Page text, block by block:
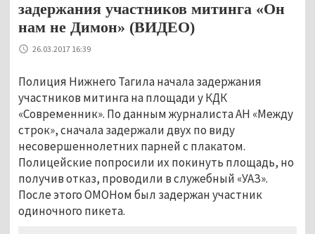
задержания участников митинга «Он
нам не Димон» (ВИДЕО)
26.03.2017 16:39
Полиция Нижнего Тагила начала задержания
участников митинга на площади у КДК
«Современник». По данным журналиста АН «Между
строк», сначала задержали двух по виду
несовершеннолетних парней с плакатом.
Полицейские попросили их покинуть площадь, но
получив отказ, проводили в служебный «УАЗ».
После этого ОМОНом был задержан участник
одиночного пикета.